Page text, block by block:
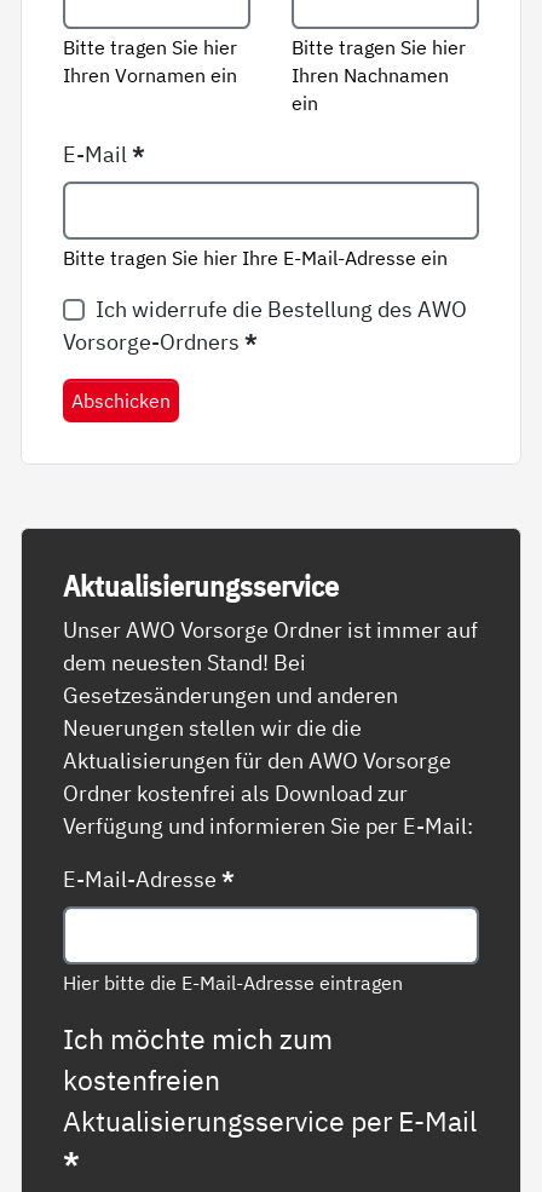
Bitte tragen Sie hier
Ihren Vornamen ein
Bitte tragen Sie hier
Ihren Nachnamen
ein
E-Mail*
Bitte tragen Sie hier Ihre E-Mail-Adresse ein
Ich widerrufe die Bestellung des AWO
Vorsorge-Ordners*
Abschicken
Ak­tua­li­sie­rungs­ser­vice
Unser AWO Vorsorge Ordner ist immer auf
dem neuesten Stand! Bei
Gesetzesänderungen und anderen
Neuerungen stellen wir die die
Aktualisierungen für den AWO Vorsorge
Ordner kostenfrei als Download zur
Verfügung und informieren Sie per E-Mail:
E-Mail-Adresse*
Hier bitte die E-Mail-Adresse eintragen
Ich möchte mich zum
kostenfreien
Aktualisierungsservice per E-Mail
*